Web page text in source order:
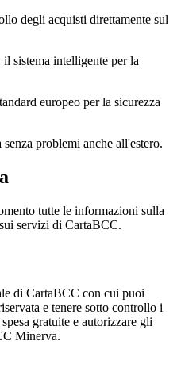
degli acquisti direttamente sul
il sistema intelligente per la
europeo per la sicurezza
senza problemi anche all'estero.
tutte le informazioni sulla
servizi di CartaBCC.
di CartaBCC con cui puoi
e tenere sotto controllo i
gratuite e autorizzare gli
Minerva.